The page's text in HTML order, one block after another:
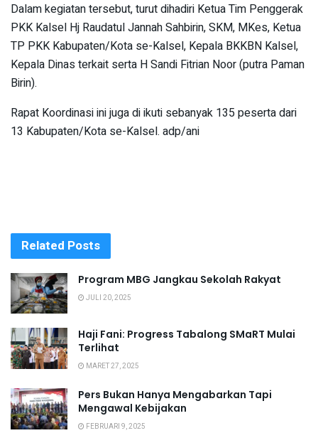
Dalam kegiatan tersebut, turut dihadiri Ketua Tim Penggerak
PKK Kalsel Hj Raudatul Jannah Sahbirin, SKM, MKes, Ketua
TP PKK Kabupaten/Kota se-Kalsel, Kepala BKKBN Kalsel,
Kepala Dinas terkait serta H Sandi Fitrian Noor (putra Paman
Birin).
Rapat Koordinasi ini juga di ikuti sebanyak 135 peserta dari
13 Kabupaten/Kota se-Kalsel. adp/ani
Related Posts
Program MBG Jangkau Sekolah Rakyat
JULI 20, 2025
Haji Fani: Progress Tabalong SMaRT Mulai
Terlihat
MARET 27, 2025
Pers Bukan Hanya Mengabarkan Tapi
Mengawal Kebijakan
FEBRUARI 9, 2025